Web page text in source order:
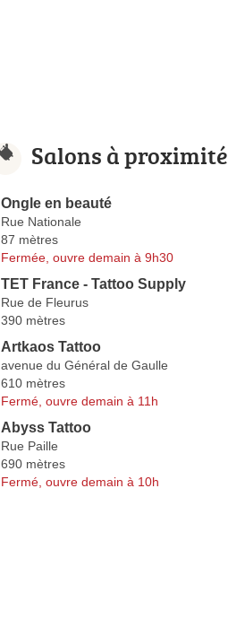
Salons à proximité
Ongle en beauté
Rue Nationale
87 mètres
Fermée, ouvre demain à 9h30
TET France - Tattoo Supply
Rue de Fleurus
390 mètres
Artkaos Tattoo
avenue du Général de Gaulle
610 mètres
Fermé, ouvre demain à 11h
Abyss Tattoo
Rue Paille
690 mètres
Fermé, ouvre demain à 10h